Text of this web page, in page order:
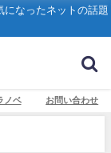
になったネットの話題
ノベ お問い合わせ